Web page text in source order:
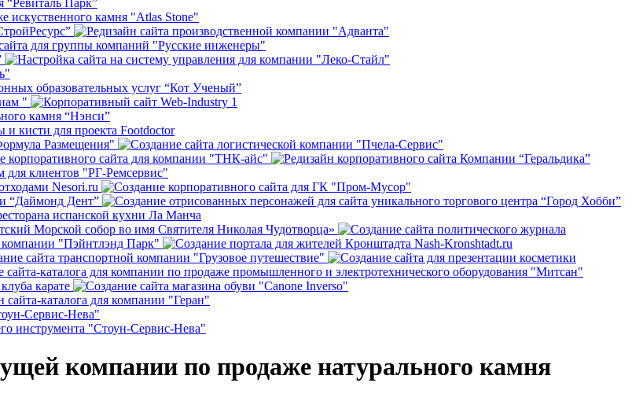
компании по продаже натурального камня